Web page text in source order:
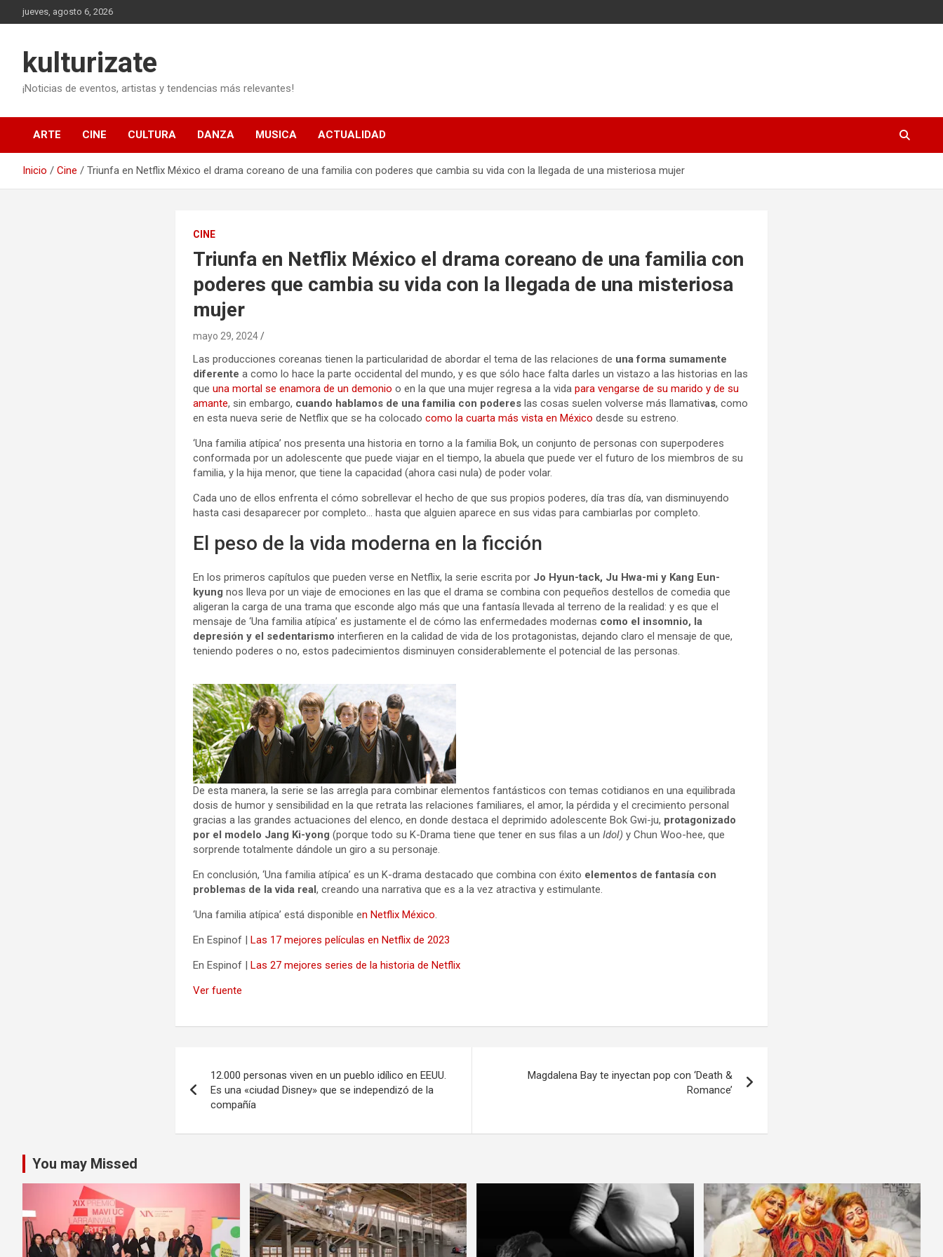
Saltar
al
jueves, agosto 6, 2026
kulturizate
¡Noticias de eventos, artistas y tendencias más relevantes!
ARTE CINE CULTURA DANZA MUSICA ACTUALIDAD
Inicio Cine Triunfa en Netflix México el drama coreano de una familia con poderes que cambia su vida con la llegada de una misteriosa mujer
CINE
Triunfa en Netflix México el drama coreano de una familia con
poderes que cambia su vida con la llegada de una misteriosa
mujer
mayo 29, 2024
Las producciones coreanas tienen la particularidad de abordar el tema de las relaciones de una forma sumamente
diferente a como lo hace la parte occidental del mundo, y es que sólo hace falta darles un vistazo a las historias en las
queuna mortal se enamora de un demonio o en la que una mujer regresa a la vidapara vengarse de su marido y de su
amante, sin embargo, cuando hablamos de una familia con poderes las cosas suelen volverse más llamativas, como
en esta nueva serie de Netflix que se ha colocadocomo la cuarta más vista en México desde su estreno.
‘Una familia atípica’ nos presenta una historia en torno a la familia Bok, un conjunto de personas con superpoderes
conformada por un adolescente que puede viajar en el tiempo, la abuela que puede ver el futuro de los miembros de su
familia, y la hija menor, que tiene la capacidad (ahora casi nula) de poder volar.
Cada uno de ellos enfrenta el cómo sobrellevar el hecho de que sus propios poderes, día tras día, van disminuyendo
hasta casi desaparecer por completo… hasta que alguien aparece en sus vidas para cambiarlas por completo.
El peso de la vida moderna en la ficción
En los primeros capítulos que pueden verse en Netflix, la serie escrita por Jo Hyun-tack, Ju Hwa-mi y Kang Eun-
kyung nos lleva por un viaje de emociones en las que el drama se combina con pequeños destellos de comedia que
aligeran la carga de una trama que esconde algo más que una fantasía llevada al terreno de la realidad: y es que el
mensaje de ‘Una familia atípica’ es justamente el de cómo las enfermedades modernas como el insomnio, la
depresión y el sedentarismo interfieren en la calidad de vida de los protagonistas, dejando claro el mensaje de que,
teniendo poderes o no, estos padecimientos disminuyen considerablemente el potencial de las personas.
De esta manera, la serie se las arregla para combinar elementos fantásticos con temas cotidianos en una equilibrada
dosis de humor y sensibilidad en la que retrata las relaciones familiares, el amor, la pérdida y el crecimiento personal
gracias a las grandes actuaciones del elenco, en donde destaca el deprimido adolescente Bok Gwi-ju, protagonizado
por el modelo Jang Ki-yong(porque todo su K-Drama tiene que tener en sus filas a unIdol)y Chun Woo-hee, que
sorprende totalmente dándole un giro a su personaje.
En conclusión, ‘Una familia atípica’ es un K-drama destacado que combina con éxito elementos de fantasía con
problemas de la vida real, creando una narrativa que es a la vez atractiva y estimulante.
‘Una familia atípica’ está disponible en Netflix México.
En Espinof |Las 17 mejores películas en Netflix de 2023
En Espinof |Las 27 mejores series de la historia de Netflix
Ver fuente
de
entradas
12.000 personas viven en un pueblo idílico en EEUU.
Es una «ciudad Disney» que se independizó de la
compañía
Magdalena Bay te inyectan pop con ‘Death &
Romance’
You may Missed